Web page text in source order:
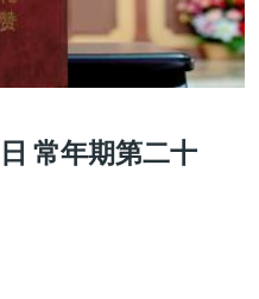
常年期第二十